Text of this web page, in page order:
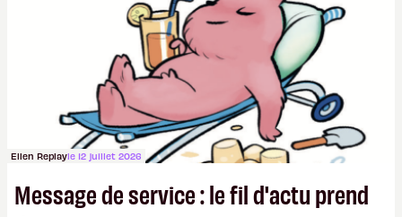
aux adultes, qui ne sont jamais que des enfants
avec du pouvoir d'achat.P.
Ellen Replayle 12 juillet 2026
Message de service : le fil d'actu prend